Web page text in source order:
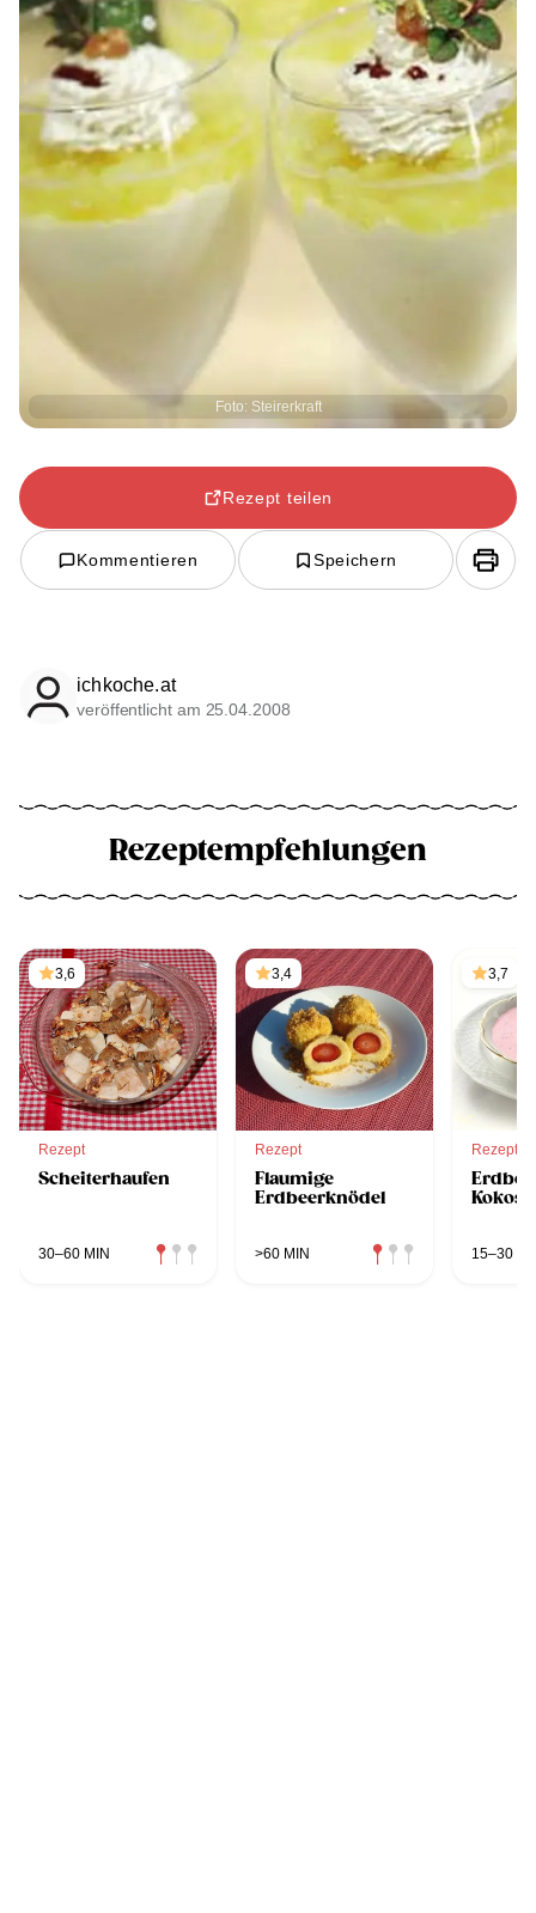
Foto: Steirerkraft
Rezept teilen
Kommentieren Speichern
ichkoche.at
veröffentlicht am 25.04.2008
Rezeptempfehlungen
3,6
Rezept
Scheiterhaufen
30–60 MIN
3,4
Rezept
Flaumige
Erdbeerknödel
>60 MIN
3,7
Rezept
15–30